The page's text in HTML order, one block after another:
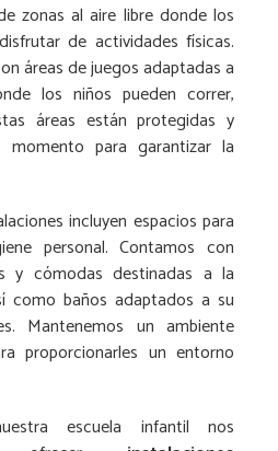
zonas al aire libre donde los
de actividades físicas.
áreas de juegos adaptadas a
los niños pueden correr,
áreas están protegidas y
momento para garantizar la
incluyen espacios para
personal. Contamos con
y cómodas destinadas a la
como baños adaptados a su
Mantenemos un ambiente
proporcionarles un entorno
escuela infantil nos